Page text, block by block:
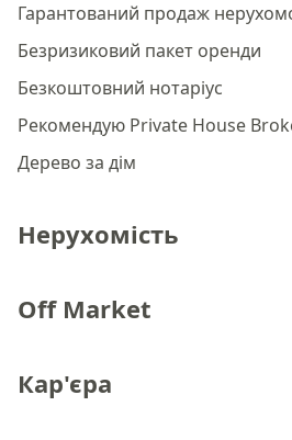
Гарантований продаж
Безризиковий пакет оренди
Безкоштовний нотаріус
Рекомендую Private House
Дерево за дім
Нерухомість
Off Market
Кар'єра